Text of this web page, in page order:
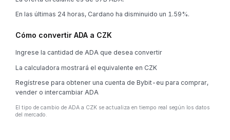
En las últimas 24 horas, Cardano ha disminuido un 1.59%.
Cómo convertir ADA a CZK
Ingrese la cantidad de ADA que desea convertir
La calculadora mostrará el equivalente en CZK
Regístrese para obtener una cuenta de Bybit-eu para comprar,
vender o intercambiar ADA
El tipo de cambio de ADA a CZK se actualiza en tiempo real según los datos
del mercado.